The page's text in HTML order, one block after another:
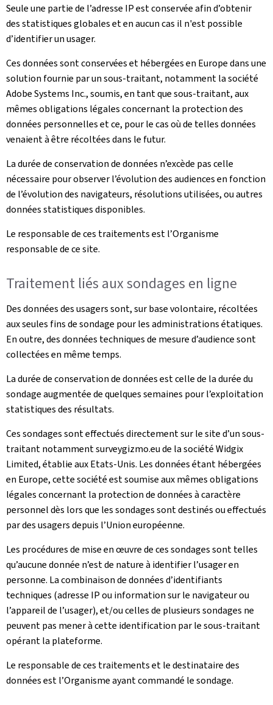
Seule une partie de l’adresse IP est conservée afin d’obtenir
des statistiques globales et en aucun cas il n'est possible
d’identifier un usager.
Ces données sont conservées et hébergées en Europe dans une
solution fournie par un sous-traitant, notamment la société
Adobe Systems Inc., soumis, en tant que sous-traitant, aux
mêmes obligations légales concernant la protection des
données personnelles et ce, pour le cas où de telles données
venaient à être récoltées dans le futur.
La durée de conservation de données n’excède pas celle
nécessaire pour observer l’évolution des audiences en fonction
de l’évolution des navigateurs, résolutions utilisées, ou autres
données statistiques disponibles.
Le responsable de ces traitements est l’Organisme
responsable de ce site.
Traitement liés aux sondages en ligne
Des données des usagers sont, sur base volontaire, récoltées
aux seules fins de sondage pour les administrations étatiques.
En outre, des données techniques de mesure d’audience sont
collectées en même temps.
La durée de conservation de données est celle de la durée du
sondage augmentée de quelques semaines pour l’exploitation
statistiques des résultats.
Ces sondages sont effectués directement sur le site d’un sous-
traitant notamment surveygizmo.eu de la société Widgix
Limited, établie aux Etats-Unis. Les données étant hébergées
en Europe, cette société est soumise aux mêmes obligations
légales concernant la protection de données à caractère
personnel dès lors que les sondages sont destinés ou effectués
par des usagers depuis l’Union européenne.
Les procédures de mise en œuvre de ces sondages sont telles
qu’aucune donnée n’est de nature à identifier l’usager en
personne. La combinaison de données d’identifiants
techniques (adresse IP ou information sur le navigateur ou
l’appareil de l’usager), et/ou celles de plusieurs sondages ne
peuvent pas mener à cette identification par le sous-traitant
opérant la plateforme.
Le responsable de ces traitements et le destinataire des
données est l’Organisme ayant commandé le sondage.